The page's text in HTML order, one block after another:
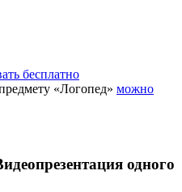
бесплатно
«Логопед» можно
одного